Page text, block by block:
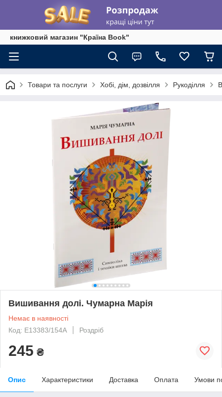
книжковий магазин "Країна Book"
Товари та послуги Хобі, дім, дозвілля Рукоділля
Вишивання долі. Чумарна Марія
Немає в наявності
Код: Е13383/154А
Роздріб
245 ₴
Опис Характеристики Доставка Оплата Умови